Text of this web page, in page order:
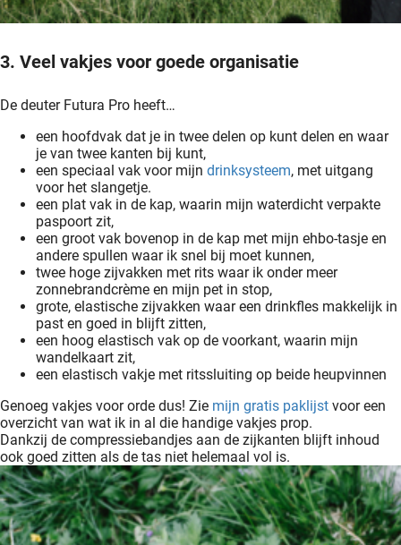
3. Veel vakjes voor goede organisatie
De deuter Futura Pro heeft…
een hoofdvak dat je in twee delen op kunt delen en waar
je van twee kanten bij kunt,
een speciaal vak voor mijn drinksysteem, met uitgang
voor het slangetje.
een plat vak in de kap, waarin mijn waterdicht verpakte
paspoort zit,
een groot vak bovenop in de kap met mijn ehbo-tasje en
andere spullen waar ik snel bij moet kunnen,
twee hoge zijvakken met rits waar ik onder meer
zonnebrandcrème en mijn pet in stop,
grote, elastische zijvakken waar een drinkfles makkelijk in
past en goed in blijft zitten,
een hoog elastisch vak op de voorkant, waarin mijn
wandelkaart zit,
een elastisch vakje met ritssluiting op beide heupvinnen
Genoeg vakjes voor orde dus! Zie mijn gratis paklijst voor een
overzicht van wat ik in al die handige vakjes prop.
Dankzij de compressiebandjes aan de zijkanten blijft inhoud
ook goed zitten als de tas niet helemaal vol is.